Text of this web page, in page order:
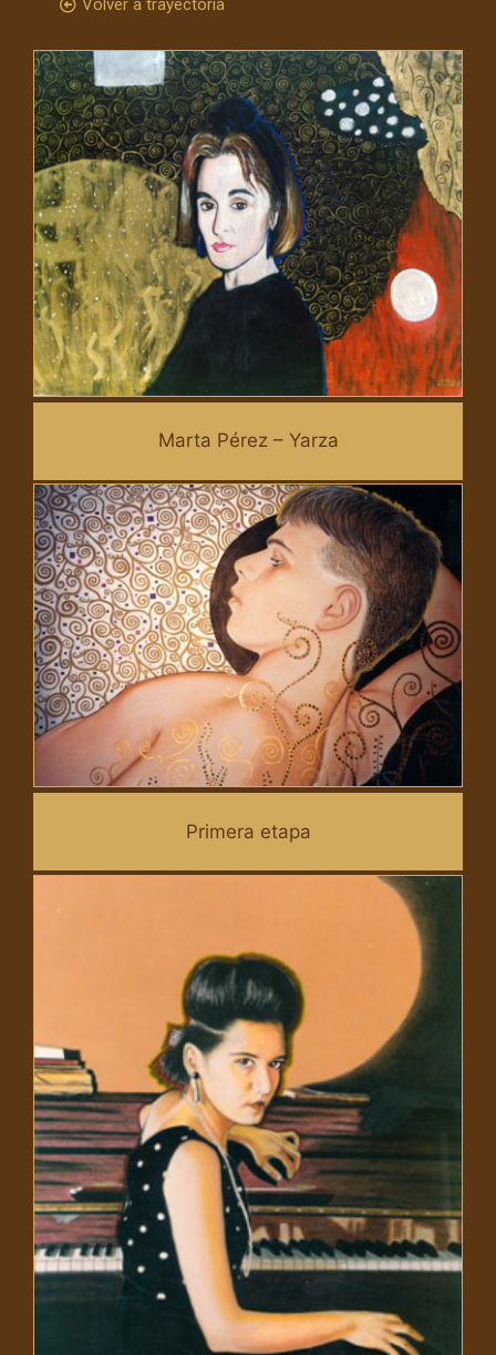
Volver a trayectoria
Marta Pérez – Yarza
Primera etapa